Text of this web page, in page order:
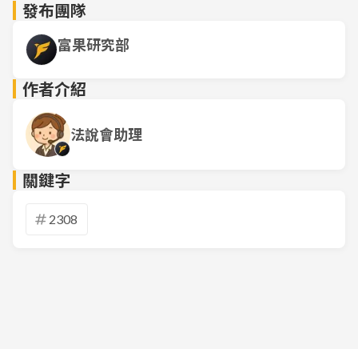
發布團隊
富果研究部
作者介紹
法說會助理
關鍵字
2308